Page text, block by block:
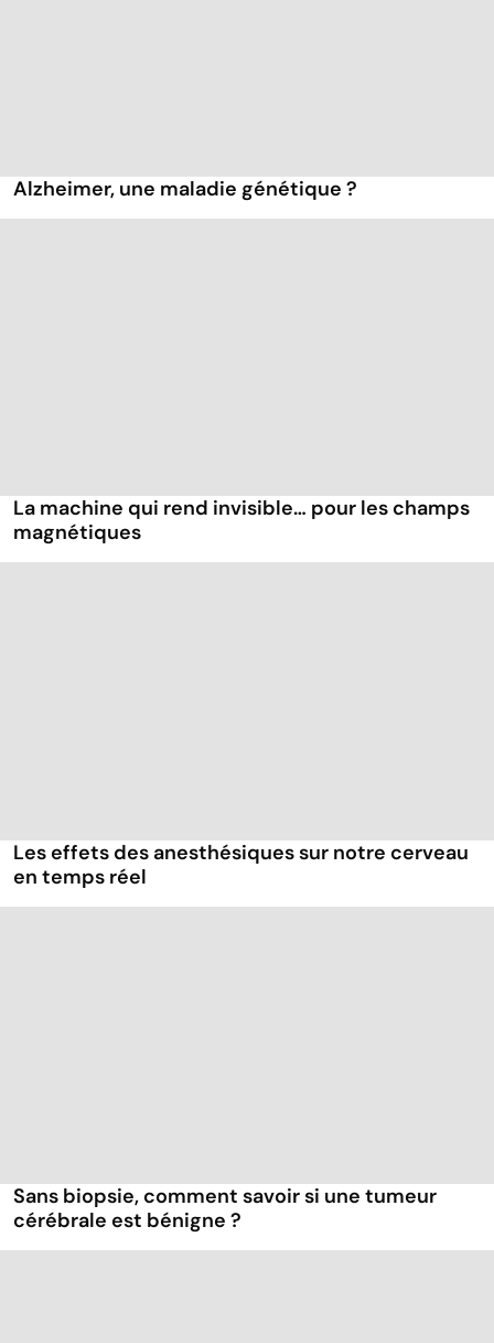
Alzheimer, une maladie génétique ?
La machine qui rend invisible… pour les champs
magnétiques
Les effets des anesthésiques sur notre cerveau
en temps réel
Sans biopsie, comment savoir si une tumeur
cérébrale est bénigne ?